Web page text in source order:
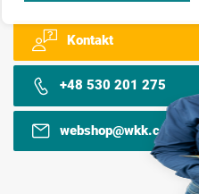
Kontakt
+48 530 201 275
webshop@wkk.com.pl